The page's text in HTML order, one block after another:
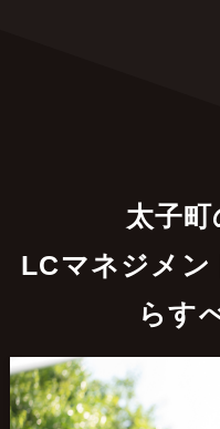
太子町
LCマネジメン
らす